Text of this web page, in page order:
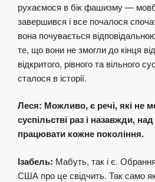
рухаємося в бік фашизму —
завершився і все почалося
вона почувається
те, що вони не змогли до кінця
відкритого, рівного та вільного
сталося в історії.
Леся: Можливо, є речі, які не
суспільстві раз і назавжди,
працювати кожне покоління.
Ізабель: Мабуть, так і є.
США про це свідчить. Так само як